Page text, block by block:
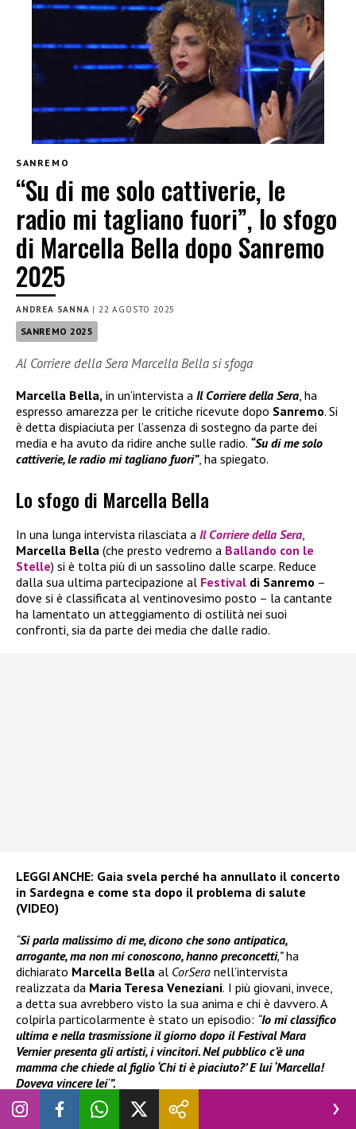
SANREMO
“Su di me solo cattiverie, le
radio mi tagliano fuori”, lo sfogo
di Marcella Bella dopo Sanremo
2025
ANDREA SANNA |22 AGOSTO 2025
SANREMO 2025
Al Corriere della Sera Marcella Bella si sfoga
Marcella Bella, in un’intervista a Il Corriere della Sera, ha
espresso amarezza per le critiche ricevute dopo Sanremo. Si
è detta dispiaciuta per l’assenza di sostegno da parte dei
media e ha avuto da ridire anche sulle radio. “Su di me solo
cattiverie, le radio mi tagliano fuori”, ha spiegato.
Lo sfogo di Marcella Bella
In una lunga intervista rilasciata a Il Corriere della Sera
Marcella Bella (che presto vedremo a Ballando con le
Stelle) si è tolta più di un sassolino dalle scarpe. Reduce
dalla sua ultima partecipazione al Festival di Sanremo –
dove si è classificata al ventinovesimo posto – la cantante
ha lamentato un atteggiamento di ostilità nei suoi
confronti, sia da parte dei media che dalle radio.
LEGGI ANCHE: Gaia svela perché ha annullato il concerto
in Sardegna e come sta dopo il problema di salute
(VIDEO)
“Si parla malissimo di me, dicono che sono antipatica,
arrogante, ma non mi conoscono, hanno preconcetti,”ha
dichiarato Marcella Bella al CorSera nell’intervista
realizzata da Maria Teresa Veneziani. I più giovani, invece,
a detta sua avrebbero visto la sua anima e chi è davvero. A
colpirla particolarmente è stato un episodio: “Io mi classifico
ultima e nella trasmissione il giorno dopo il Festival Mara
Vernier presenta gli artisti, i vincitori. Nel pubblico c’è una
mamma che chiede al figlio ‘Chi ti è piaciuto?’ E lui ‘Marcella!
Doveva vincere lei‘”.